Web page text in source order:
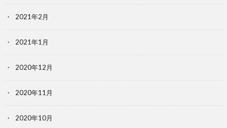
2021年2月
2021年1月
2020年12月
2020年11月
2020年10月